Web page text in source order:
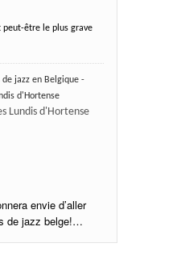
peut-être le plus grave
de jazz en Belgique -
d'Hortense
Lundis d'Hortense
envie d’aller
de jazz belge!…